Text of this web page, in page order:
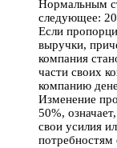
Нормальным
следующее:
Если
выручки,
компания
части своих
компанию
Изменение
50%,
свои усилия
потребностям